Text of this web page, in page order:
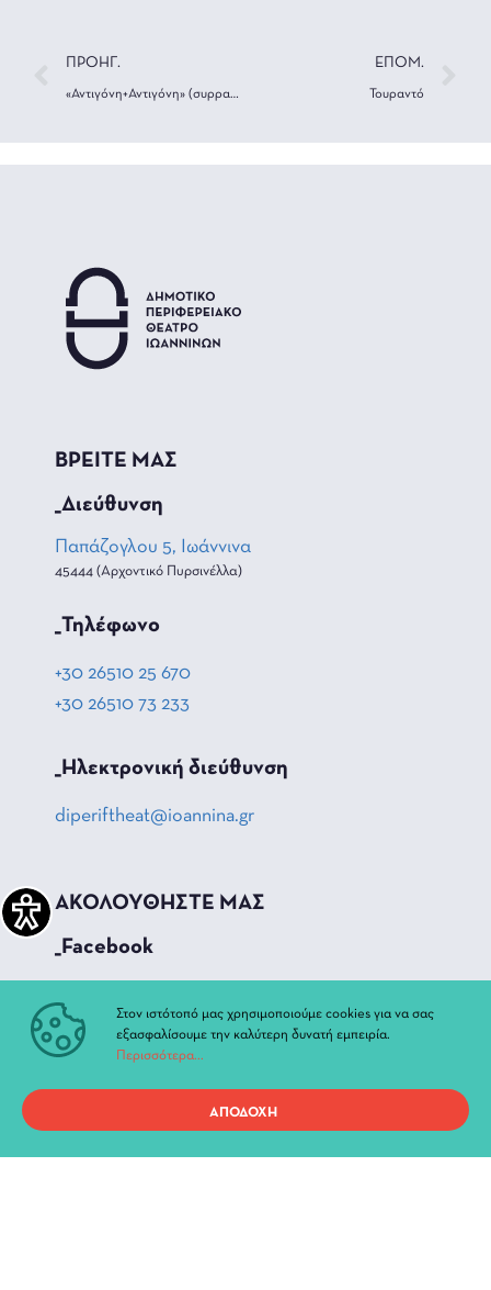
ΠΡΟΗΓ.
«Αντιγόνη+Αντιγόνη» (συρραφή κειμένων)
ΕΠΟΜ.
Τουραντό
ΒΡΕΙΤΕ ΜΑΣ
_Διεύθυνση
Παπάζογλου 5, Ιωάννινα
45444 (Αρχοντικό Πυρσινέλλα)
_Τηλέφωνο
+30 26510 25 670
+30 26510 73 233
_Hλεκτρονική διεύθυνση
diperiftheat@ioannina.gr
ΑΚΟΛΟΥΘΗΣΤΕ ΜΑΣ
_Facebook
_Youtube
Στον ιστότοπό μας χρησιμοποιούμε cookies για να σας
εξασφαλίσουμε την καλύτερη δυνατή εμπειρία.
Περισσότερα...
ΑΠΟΔΟΧΗ